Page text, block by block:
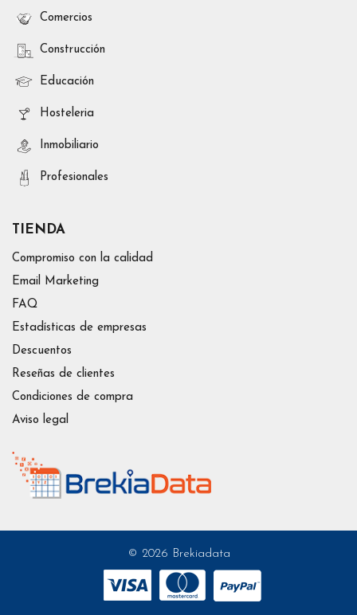
Comercios
Construcción
Educación
Hosteleria
Inmobiliario
Profesionales
TIENDA
Compromiso con la calidad
Email Marketing
FAQ
Estadísticas de empresas
Descuentos
Reseñas de clientes
Condiciones de compra
Aviso legal
© 2026 Brekiadata